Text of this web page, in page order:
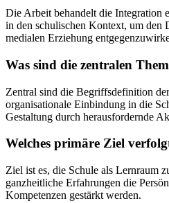
Die Arbeit behandelt die Integration
in den schulischen Kontext, um den
medialen Erziehung
Was sind die zentralen
Zentral sind die Begriffsdefinition
organisationale Einbindung in die
Gestaltung durch herausfordernde
Welches primäre Ziel
Ziel ist es, die Schule als Lernraum
ganzheitliche Erfahrungen die
Kompetenzen gestärkt werden.